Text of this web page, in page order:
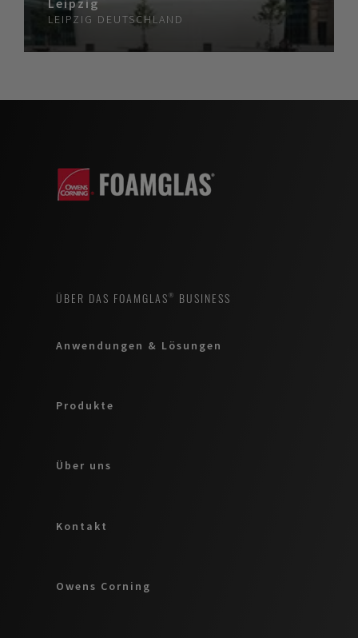
LEIPZIG DEUTSCHLAND
ÜBER DAS FOAMGLAS® BUSINESS
Anwendungen & Lösungen
Produkte
Über uns
Kontakt
Owens Corning